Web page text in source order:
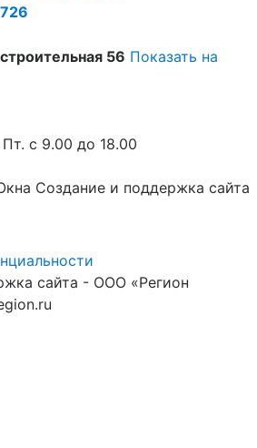
56 Показать на
с 9.00 до 18.00
Создание и поддержка сайта
сайта - ООО «Регион